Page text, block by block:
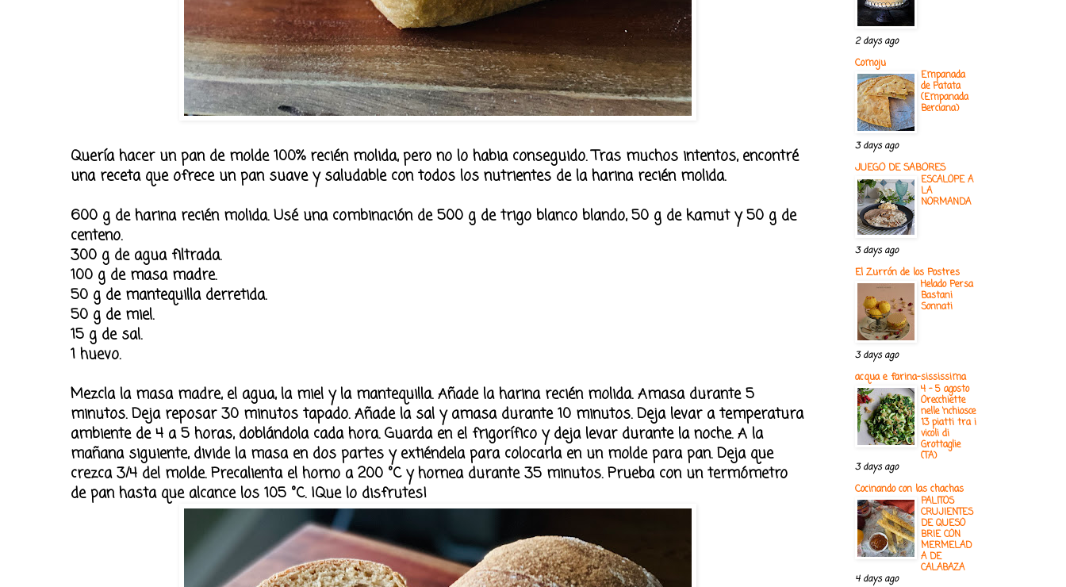
Quería hacer un pan de molde 100% recién molida, pero no lo habia conseguido. Tras muchos intentos, encontré
una receta que ofrece un pan suave y saludable con todos los nutrientes de la harina recién molida.
600 g de harina recién molida. Usé una combinación de 500 g de trigo blanco blando, 50 g de kamut y 50 g de
centeno.
300 g de agua filtrada.
100 g de masa madre.
50 g de mantequilla derretida.
50 g de miel.
15 g de sal.
1 huevo.
Mezcla la masa madre, el agua, la miel y la mantequilla. Añade la harina recién molida. Amasa durante 5
minutos. Deja reposar 30 minutos tapado. Añade la sal y amasa durante 10 minutos. Deja levar a temperatura
ambiente de 4 a 5 horas, doblándola cada hora. Guarda en el frigorífico y deja levar durante la noche. A la
mañana siguiente, divide la masa en dos partes y extiéndela para colocarla en un molde para pan. Deja que
crezca 3/4 del molde. Precalienta el horno a 200 °C y hornea durante 35 minutos. Prueba con un termómetro
de pan hasta que alcance los 105 °C. ¡Que lo disfrutes!
2 days ago
Comoju
Empanada
de Patata
(Empanada
Berciana)
3 days ago
JUEGO DE SABORES
ESCALOPE A
LA
NORMANDA
3 days ago
El Zurrón de los Postres
Helado Persa
Bastani
Sonnati
3 days ago
acqua e farina-sississima
4 - 5 agosto
Orecchiette
nelle ‘nchiosce
13 piatti tra i
vicoli di
Grottaglie
(TA)
3 days ago
Cocinando con las chachas
PALITOS
CRUJIENTES
DE QUESO
BRIE CON
MERMELAD
A DE
CALABAZA
4 days ago